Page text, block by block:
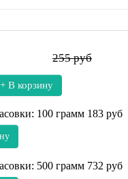
255 руб
+ В корзину
100 грамм 183 руб
500 грамм 732 руб